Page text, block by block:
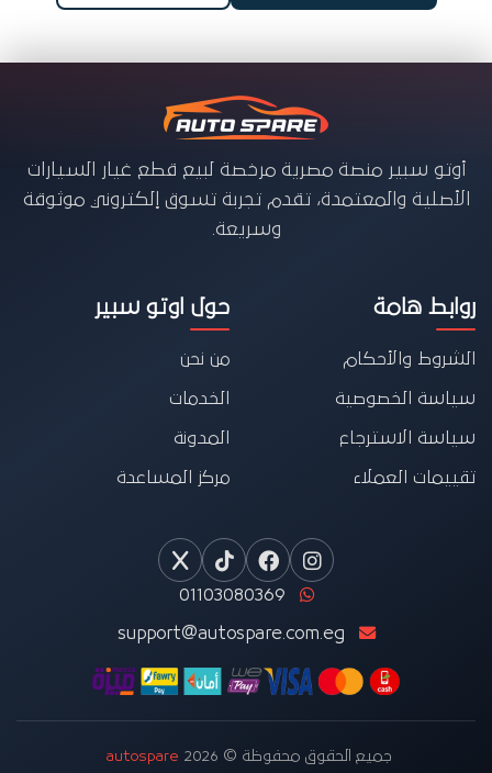
أوتو سبير منصة مصرية مرخصة لبيع قطع غيار السيارات
الأصلية والمعتمدة، تقدم تجربة تسوق إلكتروني موثوقة
وسريعة.
روابط هامة
الشروط والأحكام
سياسة الخصوصية
سياسة الاسترجاع
تقييمات العملاء
حول اوتو سبير
من نحن
الخدمات
المدونة
مركز المساعدة
جميع الحقوق محفوظة © 2026 autospare